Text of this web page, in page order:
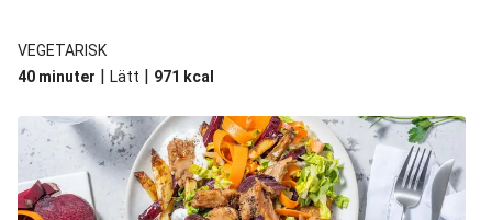
VEGETARISK
40 minuter | Lätt | 971 kcal